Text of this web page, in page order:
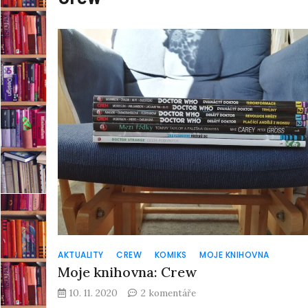
AKTUALITY CREW KOMIKS MOJE KNIHOVNA
Moje knihovna: Crew
10. 11. 2020 2 komentářeu